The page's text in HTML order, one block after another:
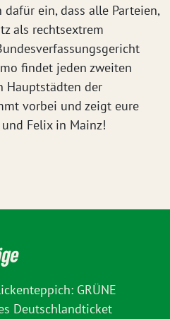
dafür ein, dass alle Parteien,
als rechtsextrem
findet jeden zweiten
Hauptstädten der
vorbei und zeigt eure
Felix in Mainz!
GRÜNE
Deutschlandticket